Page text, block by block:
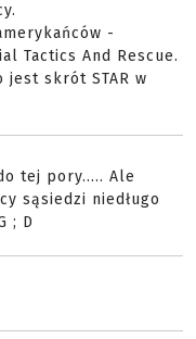
-
Tactics And Rescue.
skrót STAR w
tej pory..... Ale
sąsiedzi niedługo
; D